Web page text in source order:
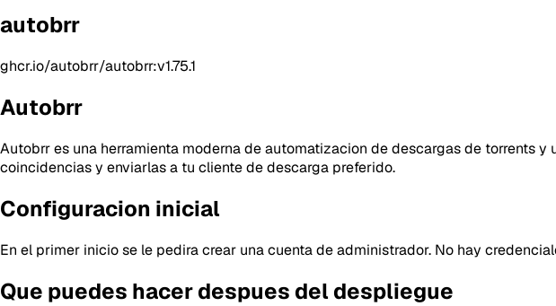
autobrr
ghcr.io/autobrr/autobrr:v1.75.1
Autobrr
Autobrr es una herramienta moderna de automatizacion de descargas de torrents
coincidencias y enviarlas a tu cliente de descarga preferido.
Configuracion inicial
En el primer inicio se le pedira crear una cuenta de administrador. No hay
Que puedes hacer despues del despliegue